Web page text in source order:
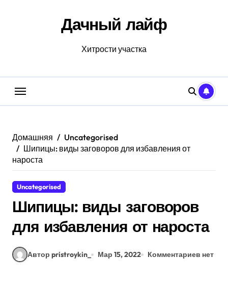
Дачный лайф
Хитрости участка
Домашняя
Uncategorised
Шипицы: виды заговоров для избавления от
нароста
Uncategorised
Шипицы: виды заговоров
для избавления от нароста
Автор pristroykin_ Мар 15, 2022 Комментариев нет